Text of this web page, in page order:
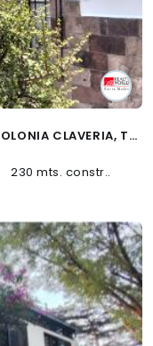
CASA ESTILO COLONIAL EN RENTA . COLONIA CLAVERIA, TERRENO DE 505 METROS. IDEAL PARA OFICINA DISCRETA
230 mts. constr..